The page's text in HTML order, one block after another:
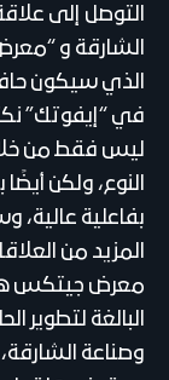
التوصل إلى
الشارقة و
الذي سيكون
في “إيفوتك”
ليس فقط من
النوع، ولكن
بفاعلية عالية،
المزيد من
معرض جيتكس هذا
البالغة لتطوير
وصناعة